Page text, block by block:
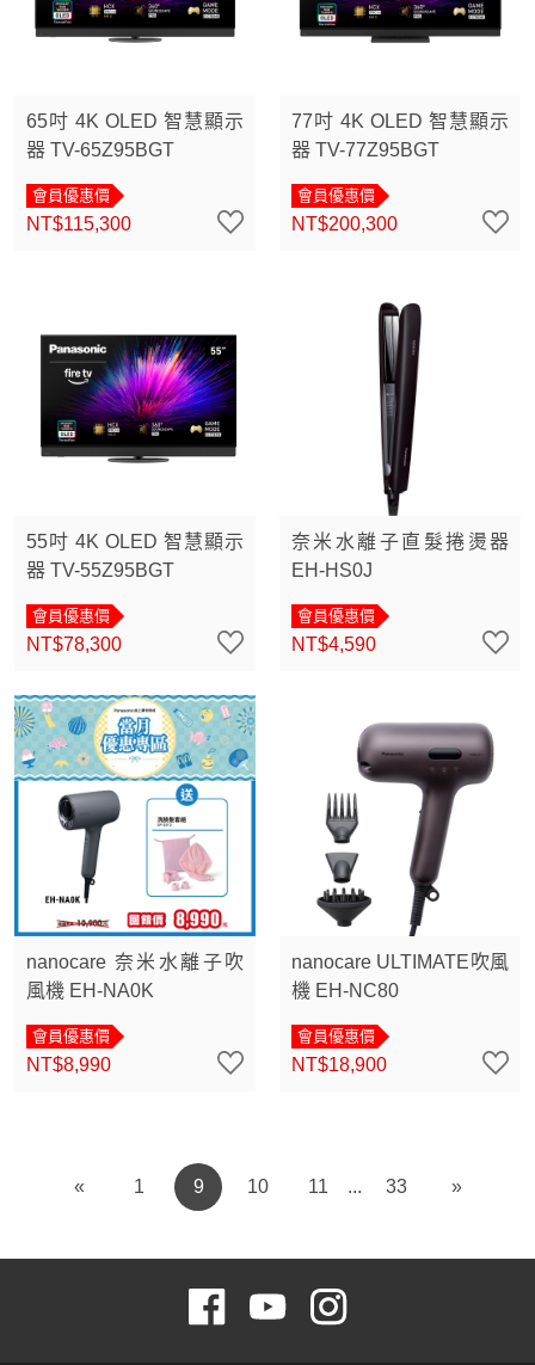
65吋 4K OLED 智慧顯示
器 TV-65Z95BGT
會員優惠價
NT$115,300
77吋 4K OLED 智慧顯示
器 TV-77Z95BGT
會員優惠價
NT$200,300
55吋 4K OLED 智慧顯示
器 TV-55Z95BGT
會員優惠價
NT$78,300
奈米水離子直髮捲燙器
EH-HS0J
會員優惠價
NT$4,590
nanocare 奈米水離子吹
風機 EH-NA0K
會員優惠價
NT$8,990
nanocare ULTIMATE吹風
機 EH-NC80
會員優惠價
NT$18,900
« 1 9 10 11 33 »